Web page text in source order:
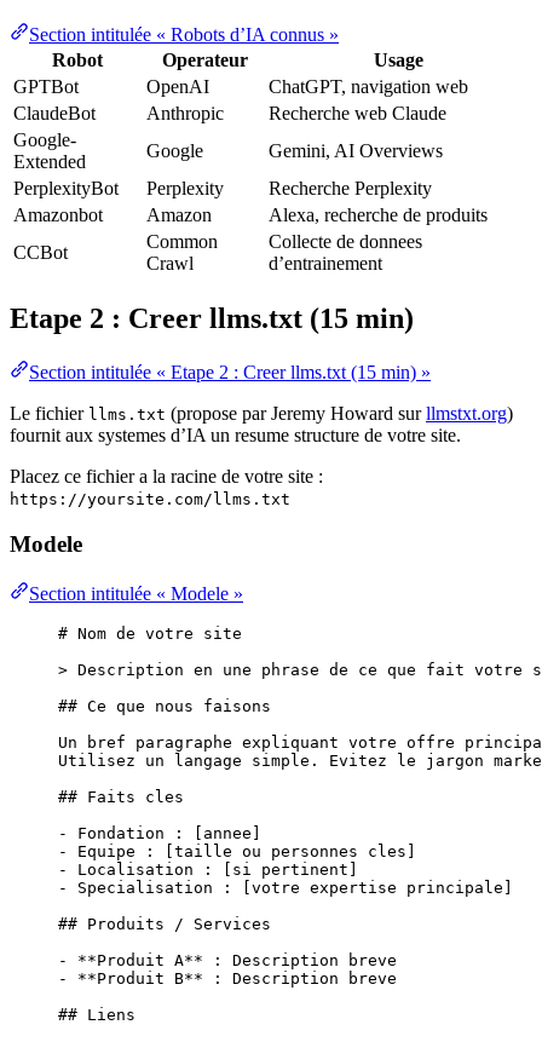
Section intitulée « Robots d’IA connus »
Robot
Operateur
Usage
GPTBot
OpenAI
ChatGPT, navigation web
ClaudeBot
Anthropic
Recherche web Claude
Google-
Extended
Google
Gemini, AI Overviews
PerplexityBot
Perplexity
Recherche Perplexity
Amazonbot
Amazon
Alexa, recherche de produits
CCBot
Common
Crawl
Collecte de donnees
d’entrainement
Etape 2 : Creer llms.txt (15 min)
Section intitulée « Etape 2 : Creer llms.txt (15 min) »
Le fichier llms.txt (propose par Jeremy Howard surllmstxt.org)
fournit aux systemes d’IA un resume structure de votre site.
Placez ce fichier a la racine de votre site :
https://yoursite.com/llms.txt
Modele
Section intitulée « Modele »
# Nom de votre site
> Description en une phrase de ce que fait votre
## Ce que nous faisons
Un bref paragraphe expliquant votre offre
Utilisez un langage simple. Evitez le jargon
## Faits cles
-
Fondation : [ annee
-
Equipe : [taille ou personnes cles]
-
Localisation : [si pertinent]
-
Specialisation : [votre expertise principale]
## Produits / Services
-
**Produit A** : Description breve
-
**Produit B** : Description breve
## Liens